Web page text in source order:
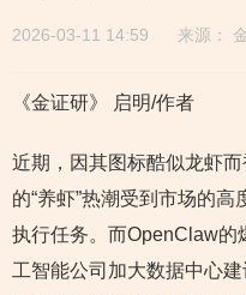
2026-03-11 14:59 来源：
《金证研》 启明/作者
近期，因其图标酷似龙虾
的“养虾”热潮受到市场的
执行任务。而OpenClaw的
工智能公司加大数据中心